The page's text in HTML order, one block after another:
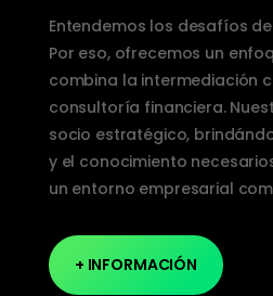
Entendemos los desafíos
Por eso, ofrecemos un
combina la intermediación
consultoría financiera.
socio estratégico,
y el conocimiento
un entorno empresarial
+ INFORMACIÓN